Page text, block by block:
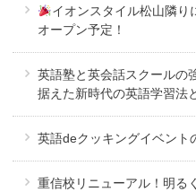
イオンスタイル松山隣り
オープン予定！
英語塾と英会話スクールの
据えた新時代の英語学習法
英語deクッキングイベント
重信校リニューアル！明る